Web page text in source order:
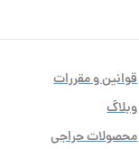
قوانین و مقررات
وبلاگ
محصولات حراجی